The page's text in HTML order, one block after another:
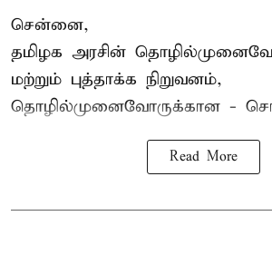
சென்னை,
தமிழக அரசின்
மற்றும் புத்தாக்க நிறுவனம்,
தொழில்முனைவோருக்கான -
Read More